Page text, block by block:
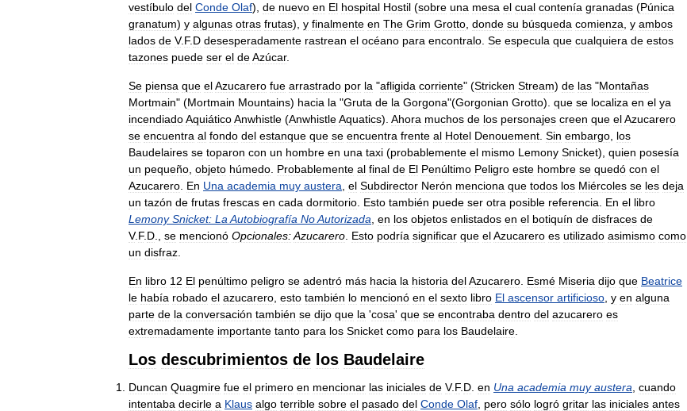
vestíbulo del Conde Olaf), de nuevo en El hospital Hostil (sobre una mesa el cual contenía granadas (Púnica
granatum) y algunas otras frutas), y finalmente en The Grim Grotto donde su búsqueda comienza y ambos
lados de V.F. D desesperadamente rastrean el océano para encontralo Se especula que cualquiera de estos
tazones puede ser el deAzúcar.
Se piensa que elAzucarero fue arrastrado por la "afligida corriente" (Stricken Stream) de las "Montañas
Mortmain" (Mortmain Mountains) hacia la "Gruta de la Gorgona"(Gorgonian Grotto). que se localiza en el ya
incendiadoAquiáticoAnwhistle (AnwhistleAquatics). Ahora muchos de los personajes creen que elAzucarero
se encuentra al fondo del estanque que se encuentra frente al Hotel Denouement Sin embargo los
Baudelaires se toparon con un hombre en una taxi (probablemente el mismo Lemony Snicket), quien posesía
un pequeño objeto húmedo Probablemente al final de El Penúltimo Peligro este hombre se quedó con el
Azucarero En Una academia muy austera el Subdirector Nerón menciona que todos los Miércoles se les deja
un tazón de frutas frescas en cada dormitorio Esto también puede ser otra posible referencia En el libro
Lemony Snicket: La Autobiografía NoAutorizada en los objetos enlistados en el botiquín de disfraces de
V.F. D se mencionó Opcionales:Azucarero Esto podría significar que elAzucarero es utilizado asimismo como
un disfraz
En libro 12 El penúltimo peligro se adentró más hacia la historia delAzucarero Esmé Miseria dijo que Beatrice
le había robado el azucarero esto también lo mencionó en el sexto libro El ascensor artificioso y en alguna
parte de la conversación también se dijo que la 'cosa' que se encontraba dentro del azucarero es
extremadamente importante tanto para los Snicket como para los Baudelaire
Los descubrimientos de los Baudelaire
Duncan Quagmire fue el primero en mencionar las iniciales de V.F. D en Una academia muy austera cuando
intentaba decirle a Klaus algo terrible sobre el pasado del Conde Olaf pero sólo logró gritar las iniciales antes